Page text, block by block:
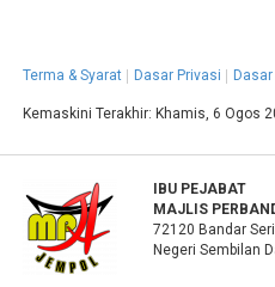
Terma & Syarat Dasar Privasi
Kemaskini Terakhir: Khamis, 6 Ogos
IBU PEJABAT
MAJLIS
72120 Bandar
Negeri Sembilan